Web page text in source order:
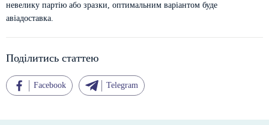
невелику партію або зразки, оптимальним варіантом буде
авіадоставка.
Поділитись статтею
Facebook Telegram